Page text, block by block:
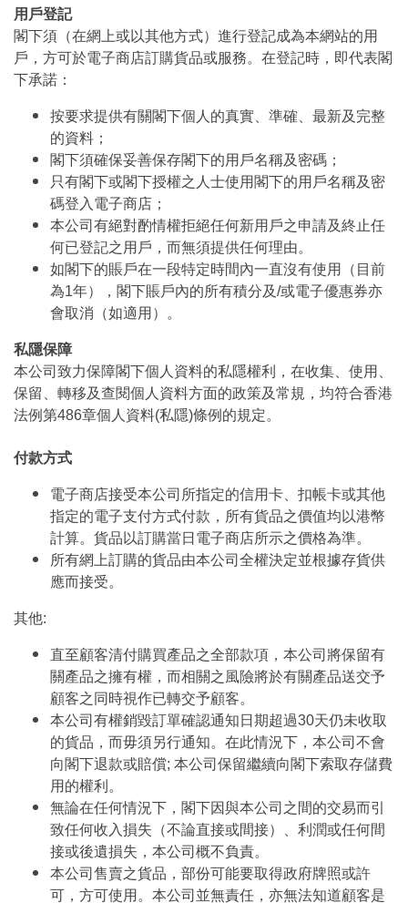
用戶登記
閣下須（在網上或以其他方式）進行登記成為本網站的用
戶，方可於電子商店訂購貨品或服務。在登記時，即代表閣
下承諾：
按要求提供有關閣下個人的真實、準確、最新及完整
的資料；
閣下須確保妥善保存閣下的用戶名稱及密碼；
只有閣下或閣下授權之人士使用閣下的用戶名稱及密
碼登入電子商店；
本公司有絕對酌情權拒絕任何新用戶之申請及終止任
何已登記之用戶，而無須提供任何理由。
如閣下的賬戶在一段特定時間內一直沒有使用（目前
為1年），閣下賬戶內的所有積分及/或電子優惠券亦
會取消（如適用）。
私隱保障
本公司致力保障閣下個人資料的私隱權利，在收集、使用、
保留、轉移及查閱個人資料方面的政策及常規，均符合香港
法例第486章個人資料(私隱)條例的規定。
付款方式
電子商店接受本公司所指定的信用卡、扣帳卡或其他
指定的電子支付方式付款，所有貨品之價值均以港幣
計算。貨品以訂購當日電子商店所示之價格為準。
所有網上訂購的貨品由本公司全權決定並根據存貨供
應而接受。
其他:
直至顧客清付購買產品之全部款項，本公司將保留有
關產品之擁有權，而相關之風險將於有關產品送交予
顧客之同時視作已轉交予顧客。
本公司有權銷毀訂單確認通知日期超過30天仍未收取
的貨品，而毋須另行通知。在此情況下，本公司不會
向閣下退款或賠償; 本公司保留繼續向閣下索取存儲費
用的權利。
無論在任何情況下，閣下因與本公司之間的交易而引
致任何收入損失（不論直接或間接）、利潤或任何間
接或後遺損失，本公司概不負責。
本公司售賣之貨品，部份可能要取得政府牌照或許
可，方可使用。本公司並無責任，亦無法知道顧客是